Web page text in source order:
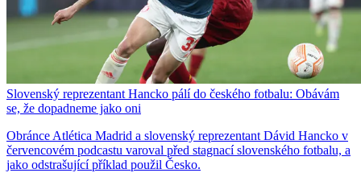
Slovenský reprezentant Hancko pálí do českého fotbalu: Obávám
se, že dopadneme jako oni
Obránce Atlética Madrid a slovenský reprezentant Dávid Hancko v
červencovém podcastu varoval před stagnací slovenského fotbalu, a
jako odstrašující příklad použil Česko.